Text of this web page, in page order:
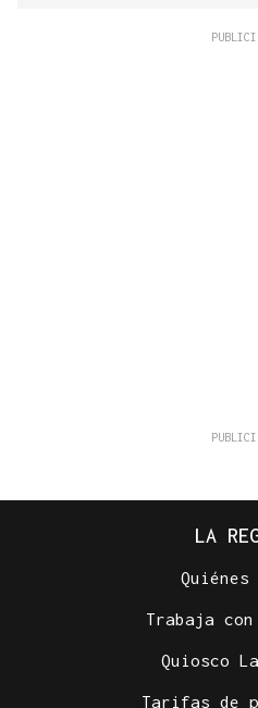
LA
Quiénes
Trabaja
Quiosco
Tarifas de